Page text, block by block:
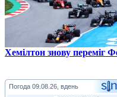
Хемілтон знову переміг
Погода 09.08.26, вдень